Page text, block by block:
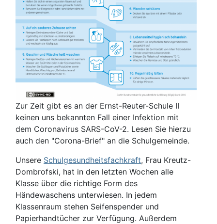
Zur Zeit gibt es an der Ernst-Reuter-Schule II
keinen uns bekannten Fall einer Infektion mit
dem Coronavirus SARS-CoV-2. Lesen Sie hierzu
auch den "Corona-Brief" an die Schulgemeinde.
Unsere Schulgesundheitsfachkraft, Frau Kreutz-
Dombrofski, hat in den letzten Wochen alle
Klasse über die richtige Form des
Händewaschens unterwiesen. In jedem
Klassenraum stehen Seifenspender und
Papierhandtücher zur Verfügung. Außerdem